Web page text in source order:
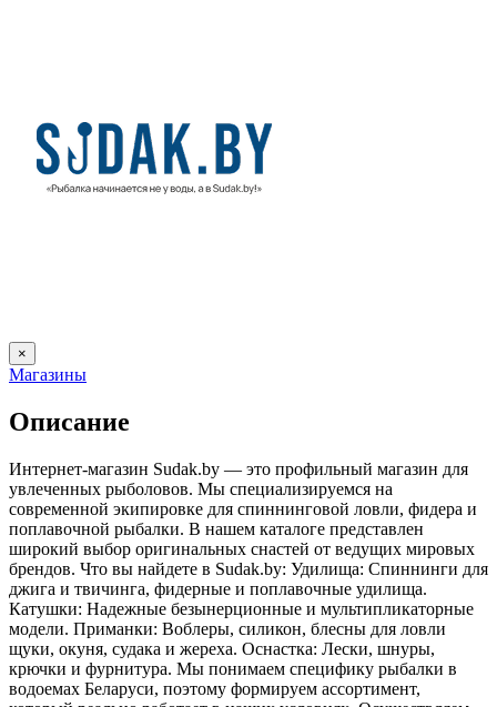
×
Магазины
Описание
Интернет-магазин Sudak.by — это профильный магазин для
увлеченных рыболовов. Мы специализируемся на
современной экипировке для спиннинговой ловли, фидера и
поплавочной рыбалки. В нашем каталоге представлен
широкий выбор оригинальных снастей от ведущих мировых
брендов. Что вы найдете в Sudak.by: Удилища: Спиннинги для
джига и твичинга, фидерные и поплавочные удилища.
Катушки: Надежные безынерционные и мультипликаторные
модели. Приманки: Воблеры, силикон, блесны для ловли
щуки, окуня, судака и жереха. Оснастка: Лески, шнуры,
крючки и фурнитура. Мы понимаем специфику рыбалки в
водоемах Беларуси, поэтому формируем ассортимент,